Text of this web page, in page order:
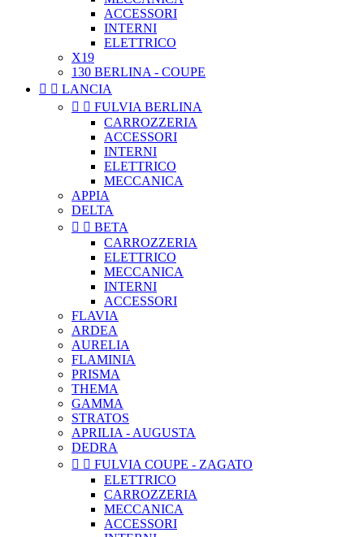
ACCESSORI
INTERNI
ELETTRICO
X19
130 BERLINA - COUPE
  LANCIA
  FULVIA BERLINA
CARROZZERIA
ACCESSORI
INTERNI
ELETTRICO
MECCANICA
APPIA
DELTA
  BETA
CARROZZERIA
ELETTRICO
MECCANICA
INTERNI
ACCESSORI
FLAVIA
ARDEA
AURELIA
FLAMINIA
PRISMA
THEMA
GAMMA
STRATOS
APRILIA - AUGUSTA
DEDRA
  FULVIA COUPE - ZAGATO
ELETTRICO
CARROZZERIA
MECCANICA
ACCESSORI